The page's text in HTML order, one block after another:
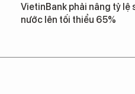
VietinBank phải nâng tỷ lệ
nước lên tối thiểu 65%